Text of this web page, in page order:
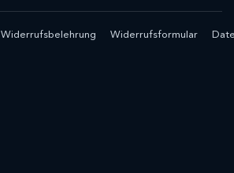
Widerrufsbelehrung Widerrufsformular